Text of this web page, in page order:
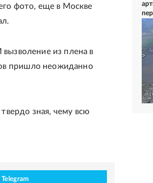
фото, еще в Москве
из плена в
пришло неожиданно
зная, чему всю